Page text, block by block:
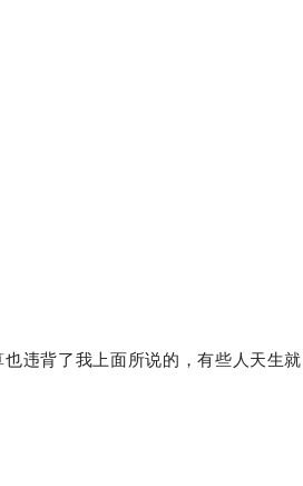
违背了我上面所说的，有些人天生就